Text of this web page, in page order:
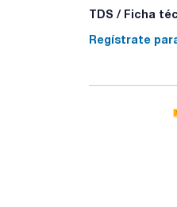
TDS / Ficha
Regístrate